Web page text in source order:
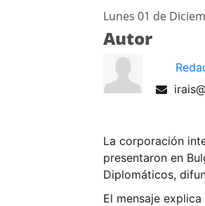
Lunes 01 de
Autor
La corporación
presentaron en
Diplomáticos,
El mensaje